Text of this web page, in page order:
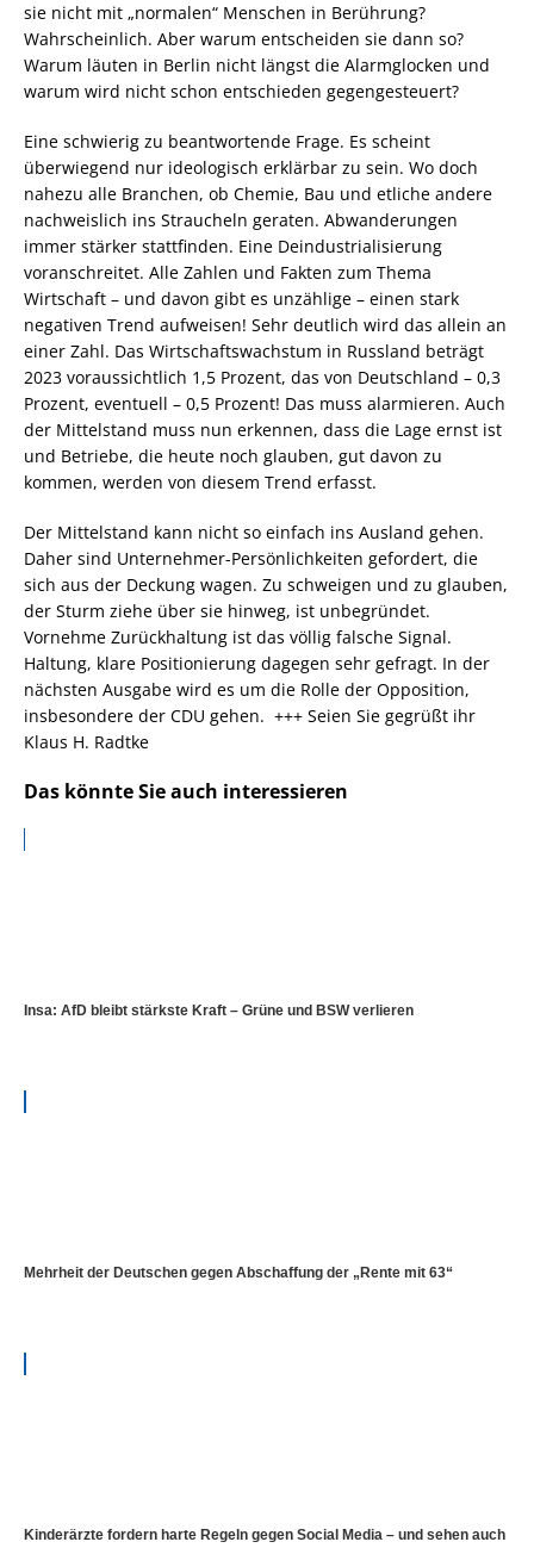
sie nicht mit „normalen“ Menschen in Berührung?
Wahrscheinlich. Aber warum entscheiden sie dann so?
Warum läuten in Berlin nicht längst die Alarmglocken und
warum wird nicht schon entschieden gegengesteuert?
Eine schwierig zu beantwortende Frage. Es scheint
überwiegend nur ideologisch erklärbar zu sein. Wo doch
nahezu alle Branchen, ob Chemie, Bau und etliche andere
nachweislich ins Straucheln geraten. Abwanderungen
immer stärker stattfinden. Eine Deindustrialisierung
voranschreitet. Alle Zahlen und Fakten zum Thema
Wirtschaft – und davon gibt es unzählige – einen stark
negativen Trend aufweisen! Sehr deutlich wird das allein an
einer Zahl. Das Wirtschaftswachstum in Russland beträgt
2023 voraussichtlich 1,5 Prozent, das von Deutschland – 0,3
Prozent, eventuell – 0,5 Prozent! Das muss alarmieren. Auch
der Mittelstand muss nun erkennen, dass die Lage ernst ist
und Betriebe, die heute noch glauben, gut davon zu
kommen, werden von diesem Trend erfasst.
Der Mittelstand kann nicht so einfach ins Ausland gehen.
Daher sind Unternehmer-Persönlichkeiten gefordert, die
sich aus der Deckung wagen. Zu schweigen und zu glauben,
der Sturm ziehe über sie hinweg, ist unbegründet.
Vornehme Zurückhaltung ist das völlig falsche Signal.
Haltung, klare Positionierung dagegen sehr gefragt. In der
nächsten Ausgabe wird es um die Rolle der Opposition,
insbesondere der CDU gehen. +++ Seien Sie gegrüßt ihr
Klaus H. Radtke
Das könnte Sie auch interessieren
Insa: AfD bleibt stärkste Kraft – Grüne und BSW verlieren
Mehrheit der Deutschen gegen Abschaffung der „Rente mit 63“
Kinderärzte fordern harte Regeln gegen Social Media – und sehen auch